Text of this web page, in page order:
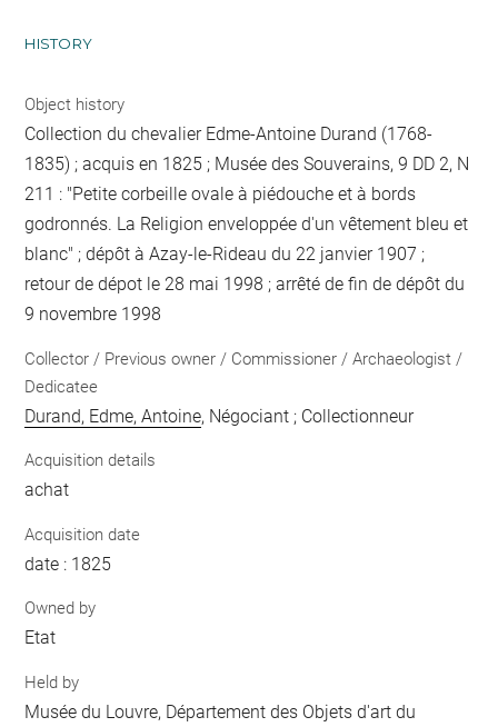
HISTORY
Object history
Collection du chevalier Edme-Antoine Durand (1768-
1835) ; acquis en 1825 ; Musée des Souverains, 9 DD 2, N
211 : "Petite corbeille ovale à piédouche et à bords
godronnés. La Religion enveloppée d'un vêtement bleu et
blanc" ; dépôt à Azay-le-Rideau du 22 janvier 1907 ;
retour de dépot le 28 mai 1998 ; arrêté de fin de dépôt du
9 novembre 1998
Collector / Previous owner / Commissioner / Archaeologist /
Dedicatee
Durand, Edme, Antoine, Négociant ; Collectionneur
Acquisition details
achat
Acquisition date
date : 1825
Owned by
Etat
Held by
Musée du Louvre, Département des Objets d'art du